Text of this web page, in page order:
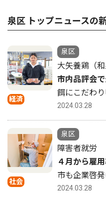
泉区 トップニュースの
経済
泉区
大矢養鶏（和
市内品評会
餌にこだわ
2024.03.28
社会
泉区
障害者就労
４月から雇
市も企業啓
2024.03.28